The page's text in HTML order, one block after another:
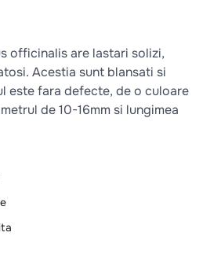
officinalis are lastari solizi,
Acestia sunt blansati si
este fara defecte, de o culoare
de 10-16mm si lungimea